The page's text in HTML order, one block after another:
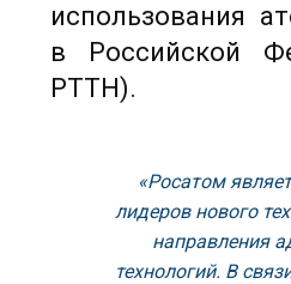
использования
в Российской
РТТН).
«Росатом
лидеров нового
направления
технологий. В